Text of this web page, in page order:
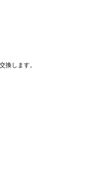
換します。